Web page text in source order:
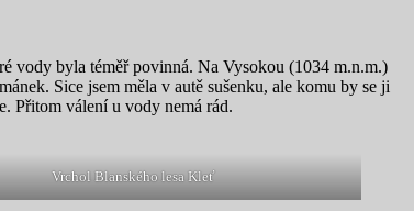
vody byla téměř povinná. Na Vysokou (1034 m.n.m.)
Sice jsem měla v autě sušenku, ale komu by se ji
Přitom válení u vody nemá rád.
Vrchol Blanského lesa Kleť